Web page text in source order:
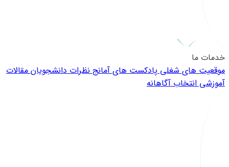
خدمات ما
موقعیت های شغلیپادکست های آمانجنظرات دانشجویانمقالات
آموزشیانتخاب آگاهانه